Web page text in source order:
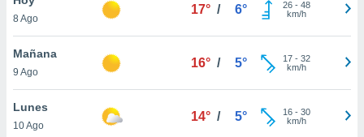
en
más
nuestra
8 Ago
17° / 6° 26- 48
km/h
Mañana
9 Ago
16° / 5° 17- 32
km/h
Lunes
10 Ago
14° / 5° 16- 30
km/h